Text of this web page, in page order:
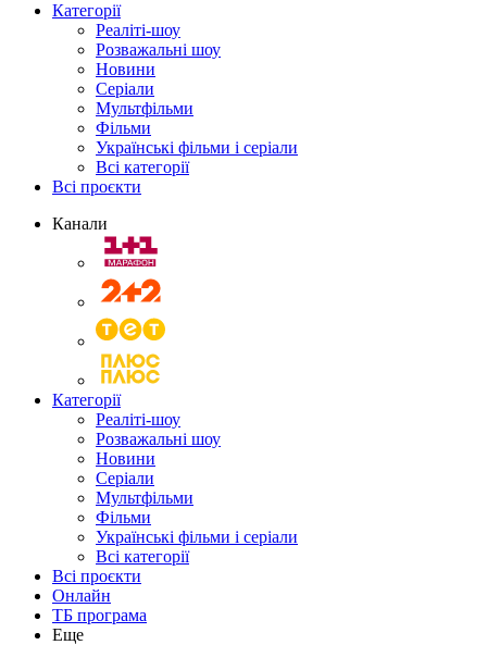
Категорії
Реаліті-шоу
Розважальні шоу
Новини
Серіали
Мультфільми
Фільми
Українські фільми і серіали
Всі категорії
Всі проєкти
Канали
Категорії
Реаліті-шоу
Розважальні шоу
Новини
Серіали
Мультфільми
Фільми
Українські фільми і серіали
Всі категорії
Всі проєкти
Онлайн
ТБ програма
Еще